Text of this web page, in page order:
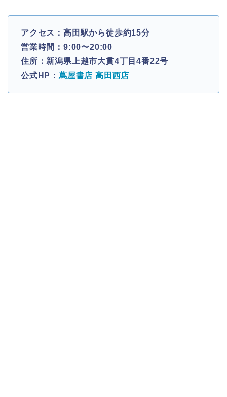
アクセス：高田駅から徒歩約15分
営業時間：9:00〜20:00
住所：新潟県上越市大貫4丁目4番22号
公式HP： 蔦屋書店 高田西店